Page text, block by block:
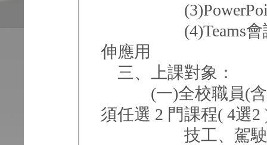
(3)PowerPoint
(4)Teams會議錄
伸應用
三、上課對象：
(一)全校職員(含自
須任選 2 門課程( 4選
技工、駕駛員